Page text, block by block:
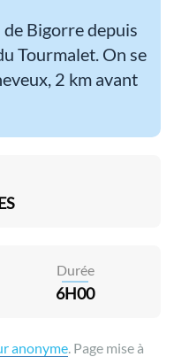
Bigorre depuis
Tourmalet. On se
2 km avant
Durée
6H00
anonyme. Page mise à